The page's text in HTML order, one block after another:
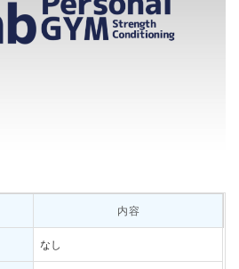
内容
なし